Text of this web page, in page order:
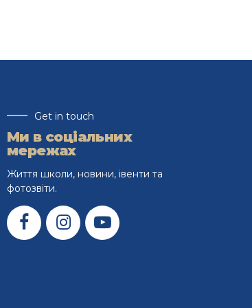
Get in touch
Ми в соціальних
мережах
Життя школи, новини, івенти та
фотозвіти.